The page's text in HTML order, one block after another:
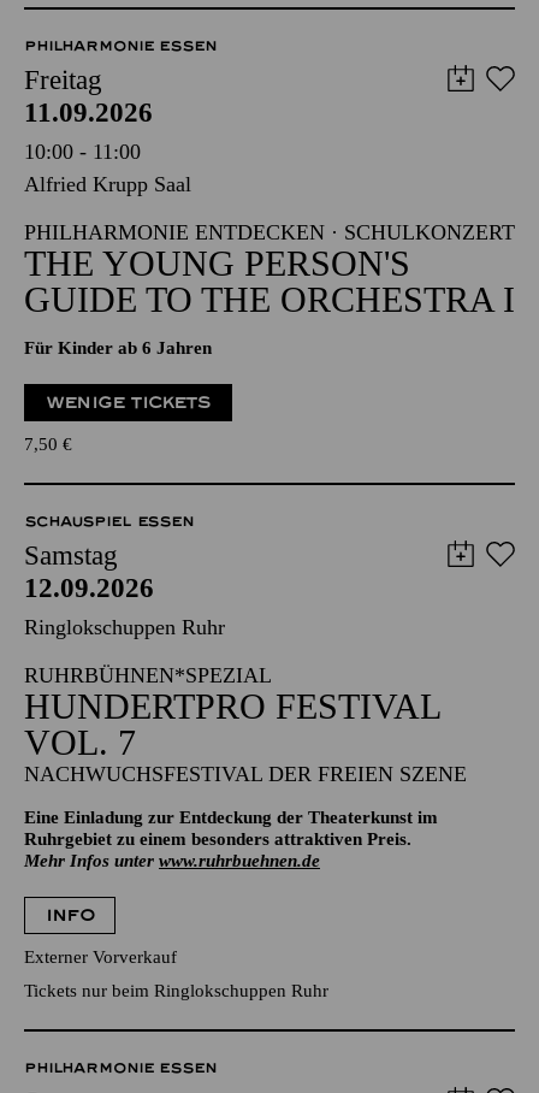
PHILHARMONIE ESSEN
Freitag
11.09.2026
10:00 - 11:00
Alfried Krupp Saal
PHILHARMONIE ENTDECKEN · SCHULKONZERT
THE YOUNG PERSON'S
GUIDE TO THE ORCHESTRA I
Für Kinder ab 6 Jahren
WENIGE TICKETS
7,50 €
SCHAUSPIEL ESSEN
Samstag
12.09.2026
Ringlokschuppen Ruhr
RUHRBÜHNEN*SPEZIAL
HUNDERTPRO FESTIVAL
VOL. 7
NACHWUCHSFESTIVAL DER FREIEN SZENE
Eine Einladung zur Entdeckung der Theaterkunst im
Ruhrgebiet zu einem besonders attraktiven Preis.
Mehr Infos unter www.ruhrbuehnen.de
INFO
Externer Vorverkauf
Tickets nur beim Ringlokschuppen Ruhr
PHILHARMONIE ESSEN